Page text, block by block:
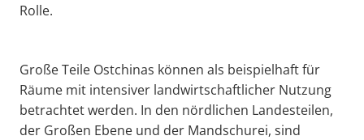
Rolle.
Große Teile Ostchinas können als beispielhaft für
Räume mit intensiver landwirtschaftlicher Nutzung
betrachtet werden. In den nördlichen Landesteilen,
der Großen Ebene und der Mandschurei, sind